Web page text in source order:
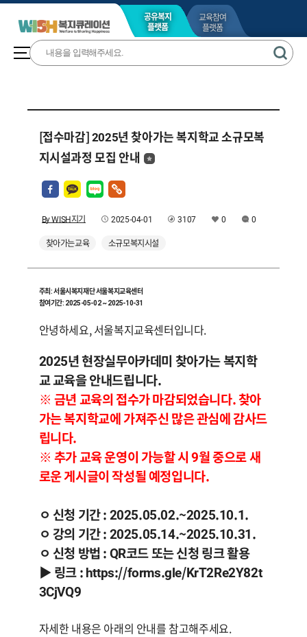
공유복지
플랫폼
교육참여
플랫폼
[접수마감] 2025년 찾아가는 복지학교 소규모복
지시설과정 모집 안내
By WISH지기 2025-04-01 3107 0
0
찾아가는교육
소규모복지시설
주최: 서울시복지재단 서울복지교육센터
참여기간: 2025-05-02 ~ 2025-10-31
안녕하세요, 서울복지교육센터입니다.
2025년 현장실무아카데미 찾아가는 복지학
교 교육을 안내드립니다.
※ 금년 교육의 접수가 마감되었습니다. 찾아
가는 복지학교에 가져주신 많은 관심에 감사드
립니다.
※ 추가 교육 운영이 가능할 시 9월 중으로 새
로운 게시글이 작성될 예정입니다.
ㅇ 신청 기간 : 2025.05.02.~2025.10.1.
ㅇ 강의 기간 : 2025.05.14.~2025.10.31.
ㅇ 신청 방법 : QR코드 또는 신청 링크 활용
▶ 링크 :https://forms.gle/KrT2Re2Y82t
3CjVQ9
자세한 내용은 아래의 안내를 참고해주세요.